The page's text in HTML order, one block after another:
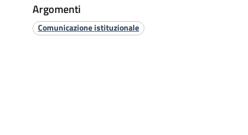
Argomenti
Comunicazione istituzionale